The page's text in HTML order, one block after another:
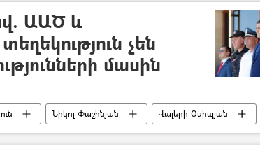
ԱԱԾ և
չեն
մասին
Նիկոլ Փաշինյան
Վալերի Օսիպյան